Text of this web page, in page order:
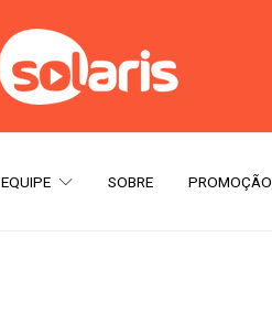
EQUIPE SOBRE PROMOÇÃO